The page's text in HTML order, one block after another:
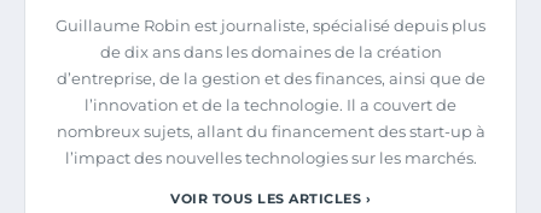
Guillaume Robin est journaliste, spécialisé depuis plus
de dix ans dans les domaines de la création
d’entreprise, de la gestion et des finances, ainsi que de
l’innovation et de la technologie. Il a couvert de
nombreux sujets, allant du financement des start-up à
l’impact des nouvelles technologies sur les marchés.
VOIR TOUS LES ARTICLES ›